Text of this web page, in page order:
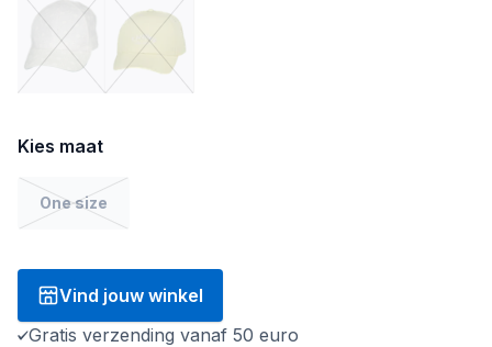
Kies maat
One size
Vind jouw winkel
Gratis verzending vanaf 50 euro